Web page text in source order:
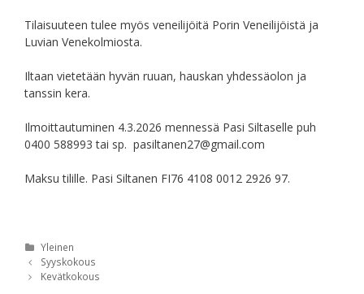
Tilaisuuteen tulee myös veneilijöitä Porin Veneilijöistä ja
Luvian Venekolmiosta.
Iltaan vietetään hyvän ruuan, hauskan yhdessäolon ja
tanssin kera.
Ilmoittautuminen 4.3.2026 mennessä Pasi Siltaselle puh
0400 588993 tai sp. pasiltanen27@gmail.com
Maksu tilille. Pasi Siltanen FI76 4108 0012 2926 97.
Kategoriat
Yleinen
Artikkelien
selaus
Syyskokous
Kevätkokous